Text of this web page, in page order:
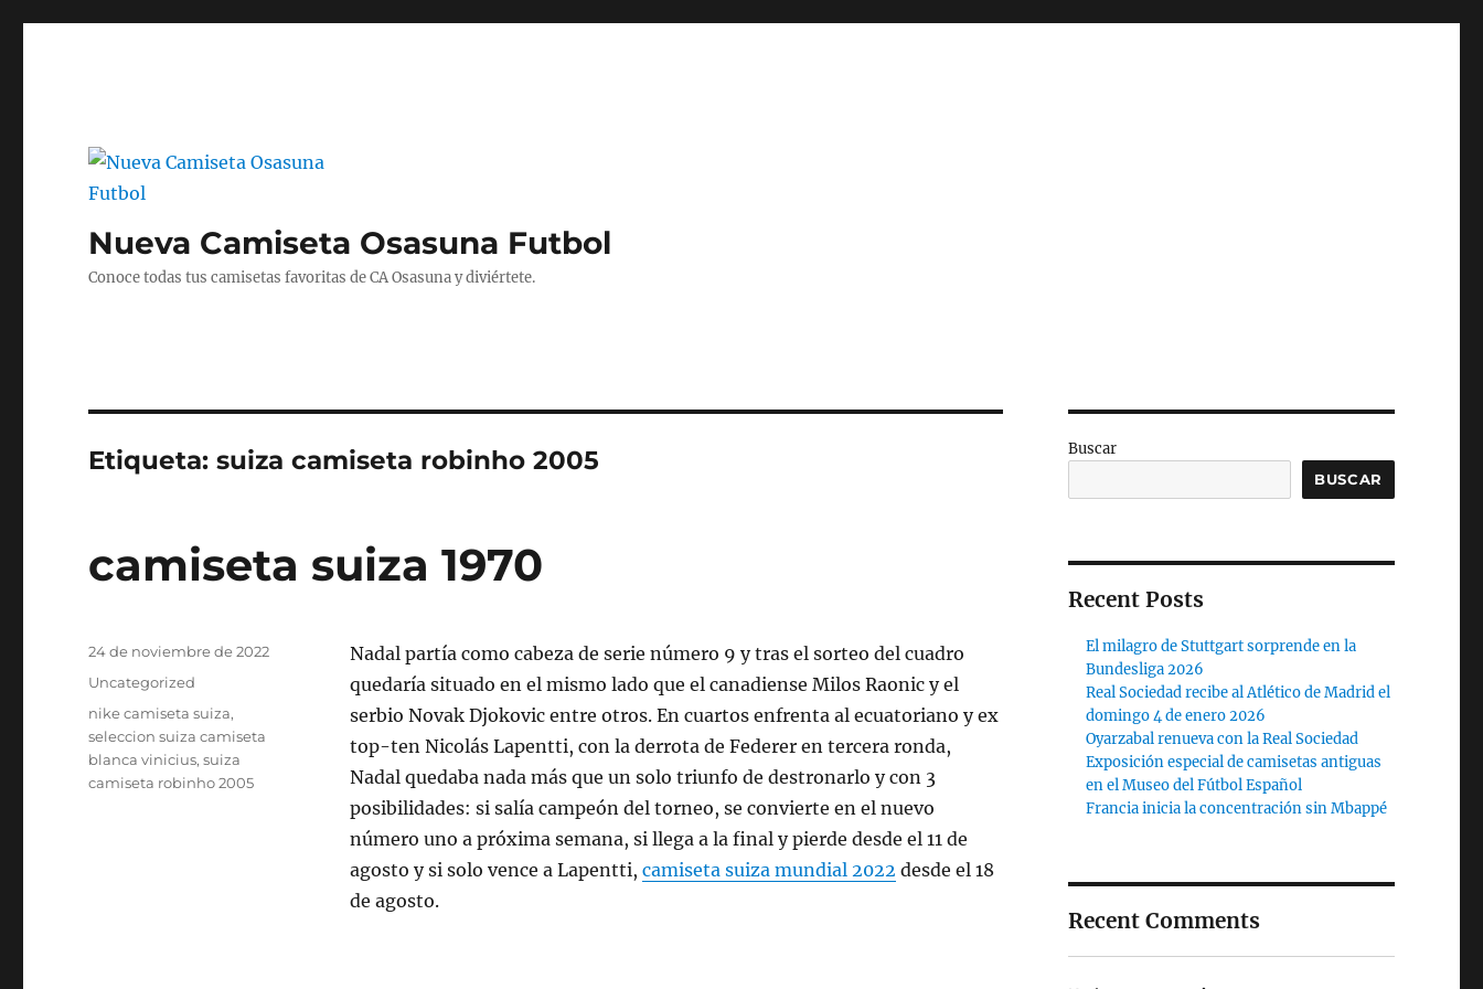
Nueva Camiseta Osasuna Futbol
Conoce todas tus camisetas favoritas de CA Osasuna y diviértete.
Etiqueta:suiza camiseta robinho 2005
camiseta suiza 1970
Nadal partía como cabeza de serie número 9 y tras el sorteo del cuadro
quedaría situado en el mismo lado que el canadiense Milos Raonic y el
serbio Novak Djokovic entre otros. En cuartos enfrenta al ecuatoriano y ex
top-ten Nicolás Lapentti, con la derrota de Federer en tercera ronda,
Nadal quedaba nada más que un solo triunfo de destronarlo y con 3
posibilidades: si salía campeón del torneo, se convierte en el nuevo
número uno a próxima semana, si llega a la final y pierde desde el 11 de
agosto y si solo vence a Lapentti, camiseta suiza mundial 2022 desde el 18
de agosto.
Publicado
24 de noviembre de 2022
Categorías
Uncategorized
Etiquetas
nike camiseta suiza,
seleccion suiza camiseta
blanca vinicius,suiza
camiseta robinho 2005
Buscar
BUSCAR
Recent Posts
El milagro de Stuttgart sorprende en la
Bundesliga 2026
Real Sociedad recibe al Atlético de Madrid el
domingo 4 de enero 2026
Oyarzabal renueva con la Real Sociedad
Exposición especial de camisetas antiguas
en el Museo del Fútbol Español
Francia inicia la concentración sin Mbappé
Recent Comments